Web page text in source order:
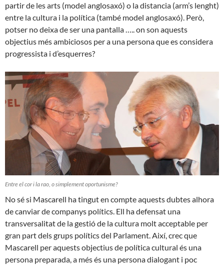
partir de les arts (model anglosaxó) o la distancia (arm’s lenght)
entre la cultura i la política (també model anglosaxó). Però,
potser no deixa de ser una pantalla ….. on son aquests
objectius més ambiciosos per a una persona que es considera
progressista i d’esquerres?
Entre el cor i la rao, o simplement oportunisme?
No sé si Mascarell ha tingut en compte aquests dubtes alhora
de canviar de companys polítics. Ell ha defensat una
transversalitat de la gestió de la cultura molt acceptable per
gran part dels grups polítics del Parlament. Així, crec que
Mascarell per aquests objectius de política cultural és una
persona preparada, a més és una persona dialogant i poc